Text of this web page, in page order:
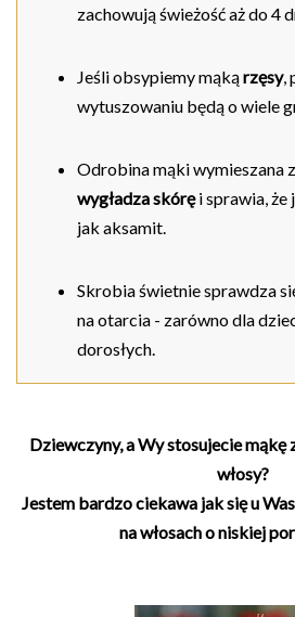
zachowują świeżość aż do 4
Jeśli obsypiemy mąkąrzęsy,
wytuszowaniu będą o wiele
Odrobina mąki wymieszana
wygładza skóręi sprawia, że
jak aksamit.
Skrobia świetnie sprawdza
na otarcia - zarówno dla
dorosłych.
Dziewczyny, a Wy stosujecie mąkę
włosy?
Jestem bardzo ciekawa jak się u
na włosach o niskiej